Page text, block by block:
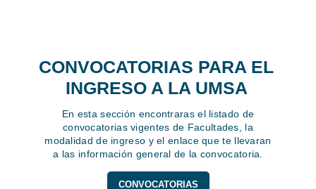
CONVOCATORIAS PARA EL
INGRESO A LA UMSA
En esta sección encontraras el listado de
convocatorias vigentes de Facultades, la
modalidad de ingreso y el enlace que te llevaran
a las información general de la convocatoria.
CONVOCATORIAS